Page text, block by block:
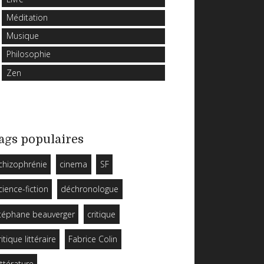
Méditation
Musique
Philosophie
Zen
populaires
cinema SF
fiction déchronologue
beauverger critique
littéraire Fabrice Colin